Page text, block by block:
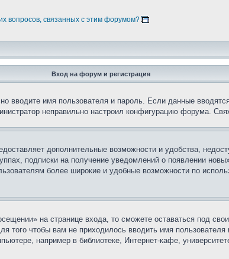
вопросов, связанных с этим форумом?
Вход на форум и регистрация
вводите имя пользователя и пароль. Если данные
неправильно настроил конфигурацию форума.
дополнительные возможности и удобства,
подписки на получение уведомлений о появлении
более широкие и удобные возможности по
на странице входа, то сможете оставаться под
того чтобы вам не приходилось вводить имя
например в библиотеке, Интернет-кафе,